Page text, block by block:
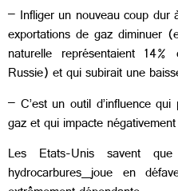
– Infliger un nouveau coup dur
exportations de gaz diminuer
naturelle représentaient
Russie) et qui subirait une
– C’est un outil d’influencequi
gaz et qui impacte
Les Etats-Unis savent
hydrocarbures joue en